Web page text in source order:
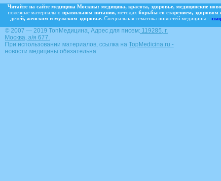
Читайте на сайте медицина Москвы: медицина, красота, здоровье, медицинские
полезные материалы о правильном питании, методах борьбы со старением, здоровом
детей, женском и мужском здоровье. Специальная тематика новостей медицины –
© 2007 — 2019 ТопМедицина, Адрес для писем: 119285, г.
Москва, а/я 677.
При использовании материалов, ссылка на TopMedicina.ru -
новости медицины обязательна